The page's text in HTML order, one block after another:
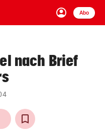
account_circle
Anmelden
Abo
close Schließen
arrow_right
nach Brief